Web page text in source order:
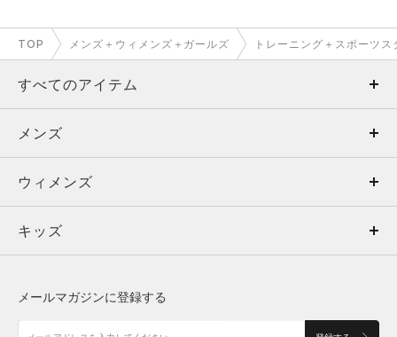
TOP メンズ＋ウィメンズ＋ガールズ トレーニング＋スポーツ
すべてのアイテム
メンズ
ウィメンズ
キッズ
アクセサリー
メンズ
トップス
ボトムス
アクセサリー
ウィメンズ
トップス
シューズ
キッズ
メールマガジンに登録する